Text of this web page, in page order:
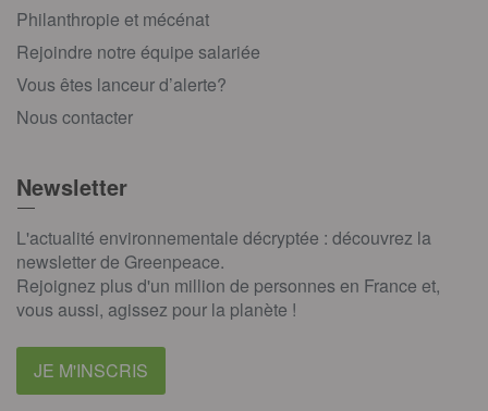
Philanthropie et mécénat
Rejoindre notre équipe salariée
Vous êtes lanceur d’alerte?
Nous contacter
Newsletter
L'actualité environnementale décryptée : découvrez la
newsletter de Greenpeace.
Rejoignez plus d'un million de personnes en France et,
vous aussi, agissez pour la planète !
JE M'INSCRIS